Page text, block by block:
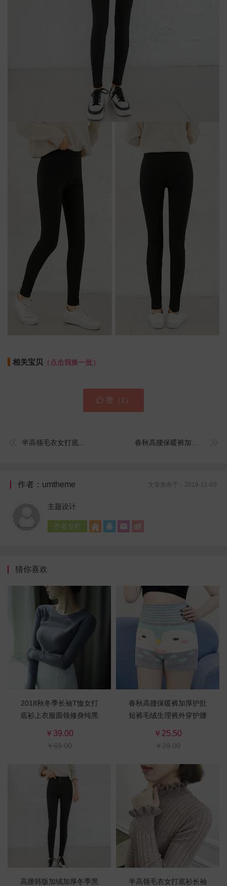
相关宝贝 （点击我换一批）
 赞（ 2 ）
半高领毛衣女打底衫长袖秋冬百搭修身2021时尚新款套头韩版针织衫 春秋高腰保暖裤加厚护肚短裤毛绒生理裤外穿护腰睡裤经期暖宫裤女
文章发布于：2018-11-03
作者：umtheme
主题设计
作者专栏    
猜你喜欢
2018秋冬季长袖T恤女打
底衫上衣服圆领修身纯黑
￥39.00
￥69.00
春秋高腰保暖裤加厚护肚
短裤毛绒生理裤外穿护腰
￥25.50
￥29.00
高腰韩版加绒加厚冬季黑
半高领毛衣女打底衫长袖